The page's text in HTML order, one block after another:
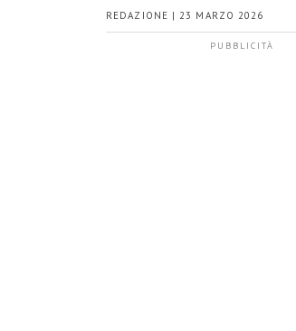
REDAZIONE | 23 MARZO 2026